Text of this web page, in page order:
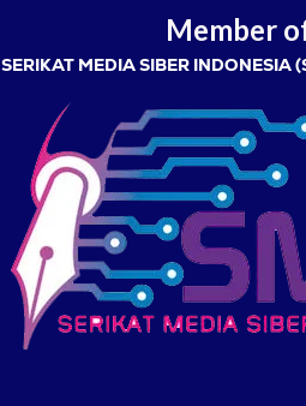
Member
SERIKAT MEDIA SIBER INDONESIA